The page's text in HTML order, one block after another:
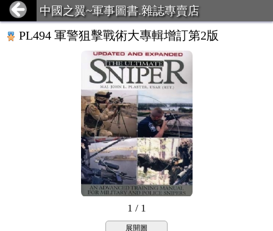
中國之翼~軍事圖書.雜誌專賣店
PL494 軍警狙擊戰術大專輯增訂第2版
1 / 1
展開圖